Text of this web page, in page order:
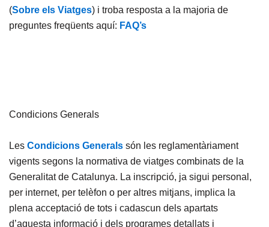
(Sobre els Viatges) i troba resposta a la majoria de
preguntes freqüents aquí: FAQ’s
Condicions Generals
Les Condicions Generals són les reglamentàriament
vigents segons la normativa de viatges combinats de la
Generalitat de Catalunya. La inscripció, ja sigui personal,
per internet, per telèfon o per altres mitjans, implica la
plena acceptació de tots i cadascun dels apartats
d’aquesta informació i dels programes detallats i